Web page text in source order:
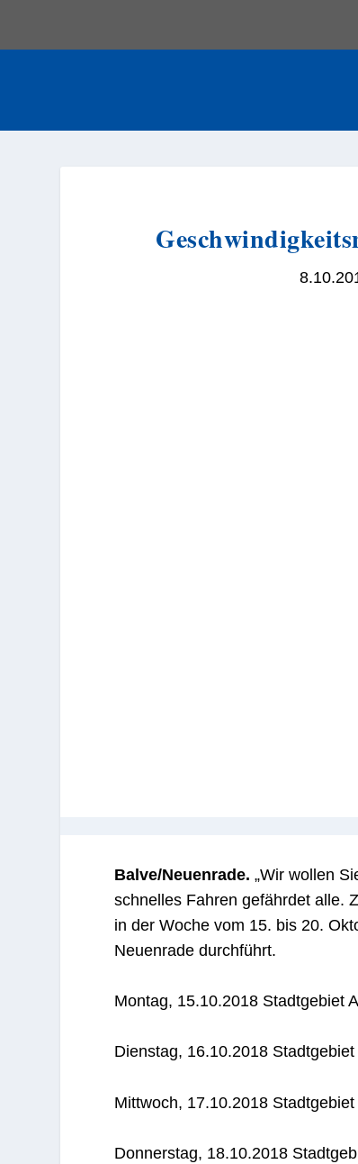
Balve/Neuenrade. „Wir wollen
schnelles Fahren gefährdet alle.
in der Woche vom 15. bis 20.
Neuenrade durchführt.
Montag, 15.10.2018 Stadtgebiet
Dienstag, 16.10.2018
Mittwoch, 17.10.2018
Donnerstag, 18.10.2018